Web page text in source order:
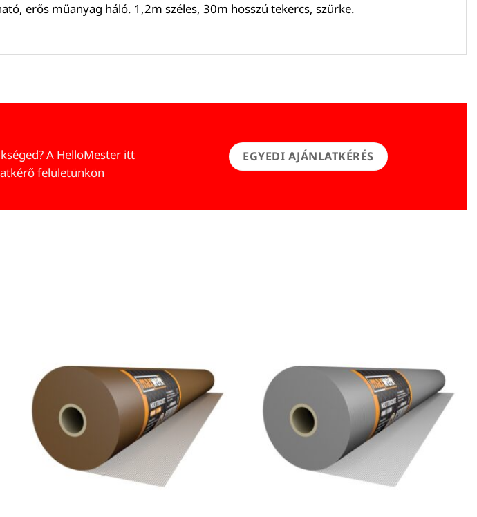
erős műanyag háló. 1,2m széles, 30m hosszú tekercs, szürke.
A HelloMester itt
felületünkön
EGYEDI AJÁNLATKÉRÉS